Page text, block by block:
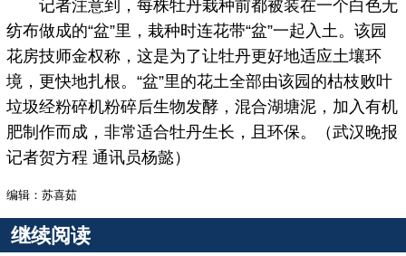
记者注意到，每株牡丹栽种前都被装在一个白色无
纺布做成的“盆”里，栽种时连花带“盆”一起入土。该园
花房技师金权称，这是为了让牡丹更好地适应土壤环
境，更快地扎根。“盆”里的花土全部由该园的枯枝败叶
垃圾经粉碎机粉碎后生物发酵，混合湖塘泥，加入有机
肥制作而成，非常适合牡丹生长，且环保。（武汉晚报
记者贺方程 通讯员杨懿）
编辑：苏喜茹
继续阅读